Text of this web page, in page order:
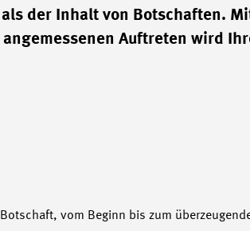
der Inhalt von Botschaften.
Auftreten wird
vom Beginn bis zum